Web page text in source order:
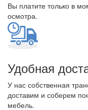
Вы платите только в
осмотра.
Удобная
У нас собственная
доставим и соберем
мебель.